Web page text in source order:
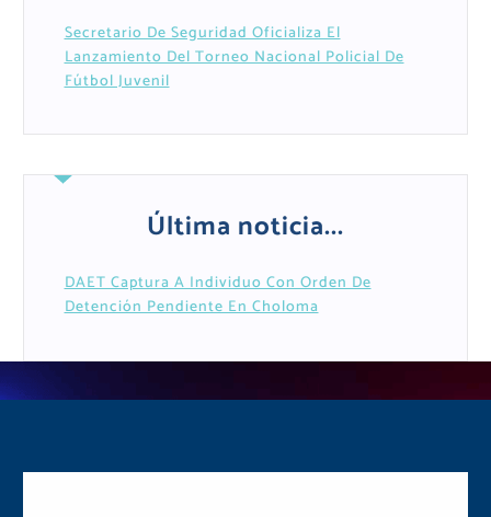
Secretario De Seguridad Oficializa El
Lanzamiento Del Torneo Nacional Policial De
Fútbol Juvenil
Última noticia...
DAET Captura A Individuo Con Orden De
Detención Pendiente En Choloma